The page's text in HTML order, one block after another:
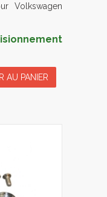
Volkswagen
AU PANIER